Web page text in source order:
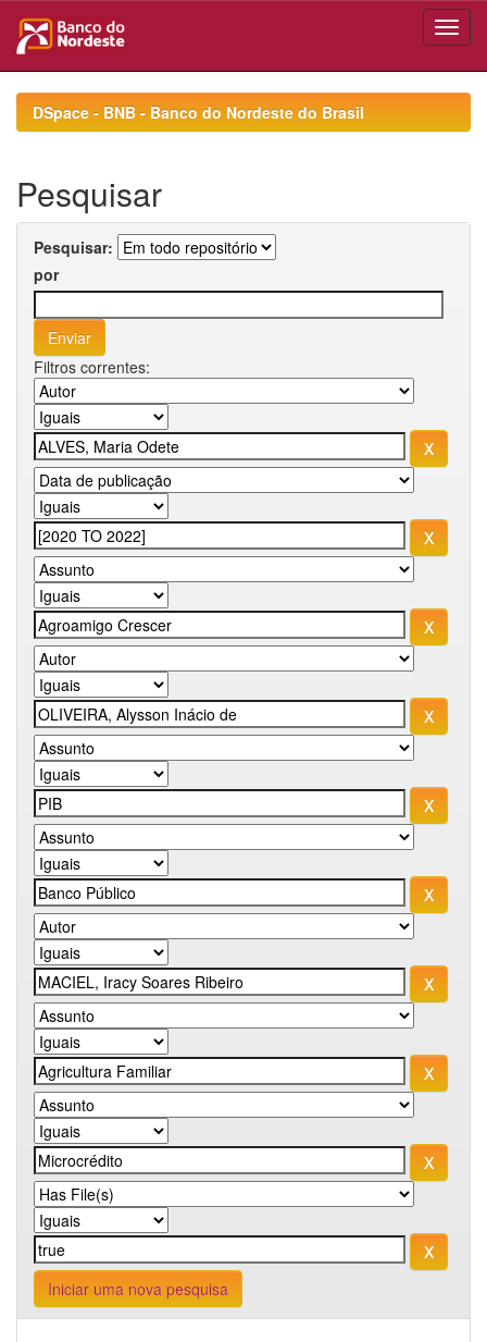
navigationDSpace - BNB - Banco do Nordeste do Brasil
Pesquisar
Pesquisar:
por
Filtros correntes:
Iniciar uma nova pesquisa